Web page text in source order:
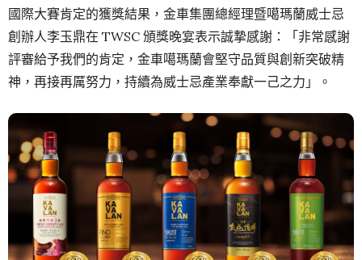
國際大賽肯定的獲獎結果，金車集團總經理暨噶瑪蘭威士忌
創辦人李玉鼎在 TWSC 頒獎晚宴表示誠摯感謝：「非常感謝
評審給予我們的肯定，金車噶瑪蘭會堅守品質與創新突破精
神，再接再厲努力，持續為威士忌產業奉獻一己之力」。